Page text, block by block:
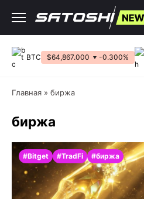
содержанию
BTC $64,867.000 -0.300%
Главная » биржа
биржа
#Bitget #TradFi #биржа